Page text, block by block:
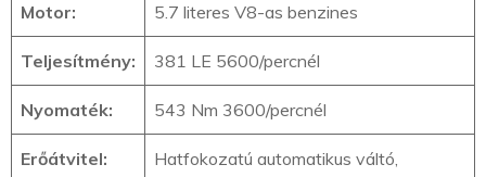
Motor: 5.7 literes V8-as benzines
Teljesítmény: 381 LE 5600/percnél
Nyomaték: 543 Nm 3600/percnél
Erőátvitel:
Hatfokozatú automatikus váltó,